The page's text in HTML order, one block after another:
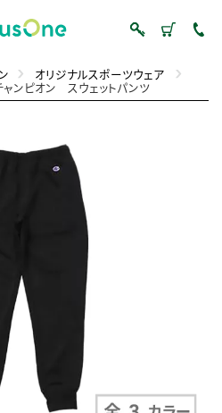
オリジナルスポーツウェア
ャンピオン スウェットパンツ